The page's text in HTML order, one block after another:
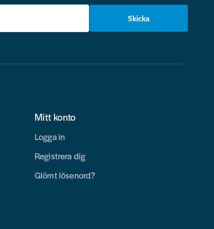
Skicka
Mitt konto
Logga in
Registrera dig
Glömt lösenord?